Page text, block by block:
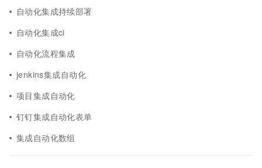
自动化集成持续部署
自动化集成ci
自动化流程集成
jenkins集成自动化
项目集成自动化
钉钉集成自动化表单
集成自动化数组